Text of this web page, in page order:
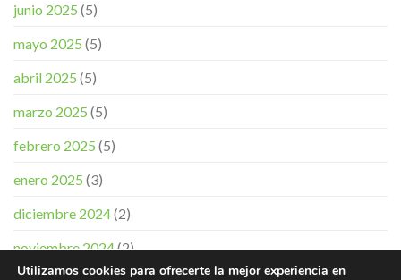
junio 2025 (5)
mayo 2025 (5)
abril 2025 (5)
marzo 2025 (5)
febrero 2025 (5)
enero 2025 (3)
diciembre 2024(2)
noviembre 2024(2)
Utilizamos cookies para ofrecerte la mejor experiencia en